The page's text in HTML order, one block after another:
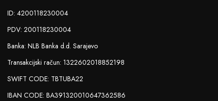
ID: 4200118230004
PDV: 200118230004
Banka: NLB Banka d.d. Sarajevo
Transakcijski račun: 1322602018852198
SWIFT CODE: TBTUBA22
IBAN CODE: BA391320010647362586